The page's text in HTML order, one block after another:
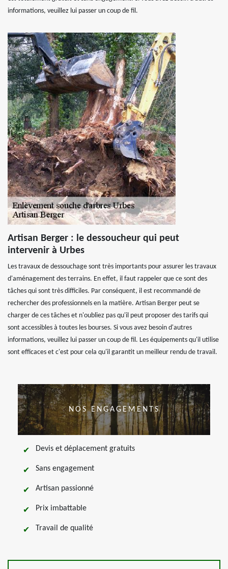
informations, veuillez lui passer un coup de fil.
Artisan Berger : le dessoucheur qui peut
intervenir à Urbes
Les travaux de dessouchage sont très importants pour assurer les travaux
d'aménagement des terrains. En effet, il faut rappeler que ce sont des
tâches qui sont très difficiles. Par conséquent, il est recommandé de
rechercher des professionnels en la matière. Artisan Berger peut se
charger de ces tâches et n'oubliez pas qu'il peut proposer des tarifs qui
sont accessibles à toutes les bourses. Si vous avez besoin d'autres
informations, veuillez lui passer un coup de fil. Les équipements qu'il utilise
sont efficaces et c'est pour cela qu'il garantit un meilleur rendu de travail.
NOS ENGAGEMENTS
Devis et déplacement gratuits
Sans engagement
Artisan passionné
Prix imbattable
Travail de qualité